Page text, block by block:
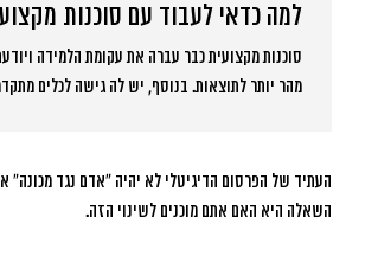
למה כדאי לעבוד עם סוכנות
סוכנות מקצועית כבר עברה את עקומת הלמידה
מהר יותר לתוצאות. בנוסף, יש לה גישה לכלים
העתיד של הפרסום הדיגיטלי לא יהיה “אדם נגד
השאלה היא האם אתם מוכנים לשינוי הזה.